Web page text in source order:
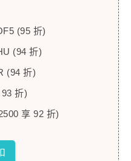
(95 折)
(94 折)
(94 折)
折)
享 92 折)